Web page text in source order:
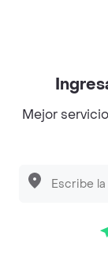
Encuéntranos
Pide tu
Mejor